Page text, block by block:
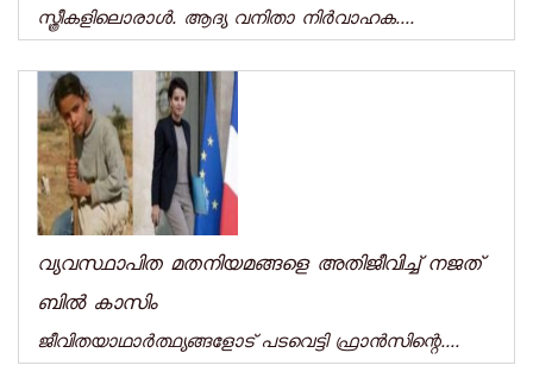
സ്ത്രീകളിലൊരാൾ. ആദ്യ വനിതാ നിർവാഹക....
വ്യവസ്ഥാപിത മതനിയമങ്ങളെ അതിജീവിച്ച് നജത്
ബില്‍ കാസിം
ജീവിതയാഥാര്‍ത്ഥ്യങ്ങളോട് പടവെട്ടി ഫ്രാന്‍സിന്റെ....